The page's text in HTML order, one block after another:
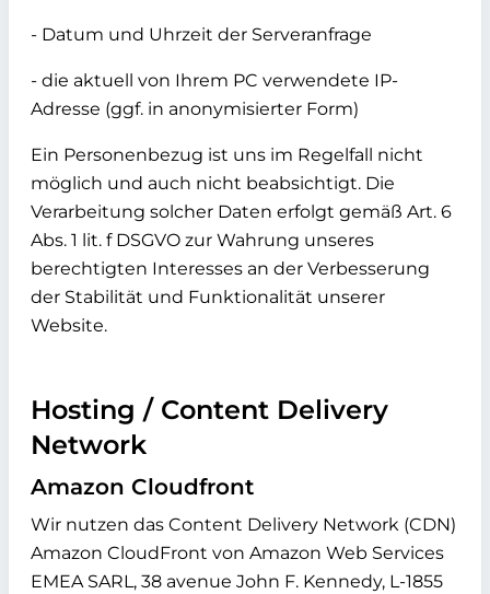
- Datum und Uhrzeit der Serveranfrage
- die aktuell von Ihrem PC verwendete IP-
Adresse (ggf. in anonymisierter Form)
Ein Personenbezug ist uns im Regelfall nicht
möglich und auch nicht beabsichtigt. Die
Verarbeitung solcher Daten erfolgt gemäß Art. 6
Abs. 1 lit. f DSGVO zur Wahrung unseres
berechtigten Interesses an der Verbesserung
der Stabilität und Funktionalität unserer
Website.
Hosting / Content Delivery
Network
Amazon Cloudfront
Wir nutzen das Content Delivery Network (CDN)
Amazon CloudFront von Amazon Web Services
EMEA SARL, 38 avenue John F. Kennedy, L-1855